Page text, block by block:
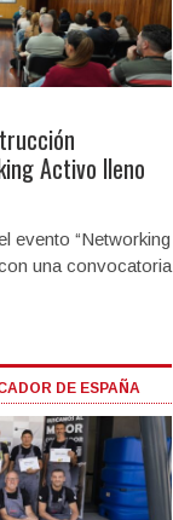
Activo lleno
evento “Networking
una convocatoria
DE ESPAÑA